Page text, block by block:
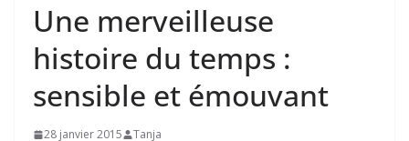
Une merveilleuse
histoire du temps :
sensible et émouvant
28 janvier 2015 Tanja